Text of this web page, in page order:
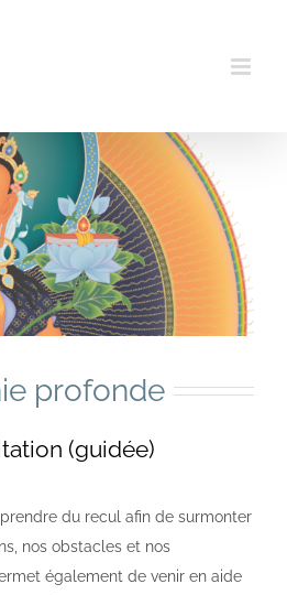
profonde
(guidée)
prendre du recul afin de surmonter
nos obstacles et nos
également de venir en aide